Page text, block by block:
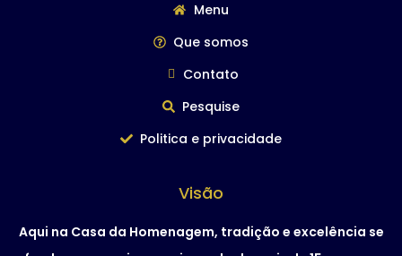
Menu
Que somos
Contato
Pesquise
Politica e privacidade
Visão
Aqui na Casa da Homenagem, tradição e excelência se